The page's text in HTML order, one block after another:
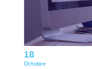
18
Octobre